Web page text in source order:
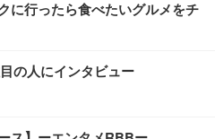
に行ったら食べたいグルメをチ
の人にインタビュー